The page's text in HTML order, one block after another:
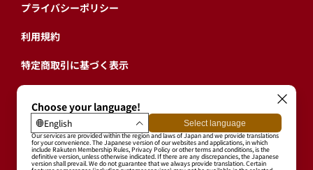
プライバシーポリシー
利用規約
特定商取引に基づく表示
ユーザープロフィール
会員情報引継ぎ